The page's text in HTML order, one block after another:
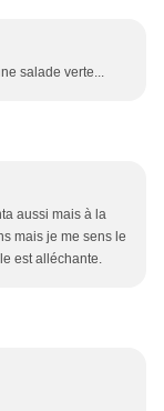
salade verte...
aussi mais à la
mais je me sens le
est alléchante.